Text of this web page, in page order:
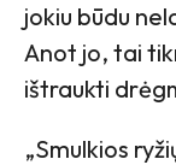
jokiu būdu
Anot jo, tai
ištraukti
„Smulkios